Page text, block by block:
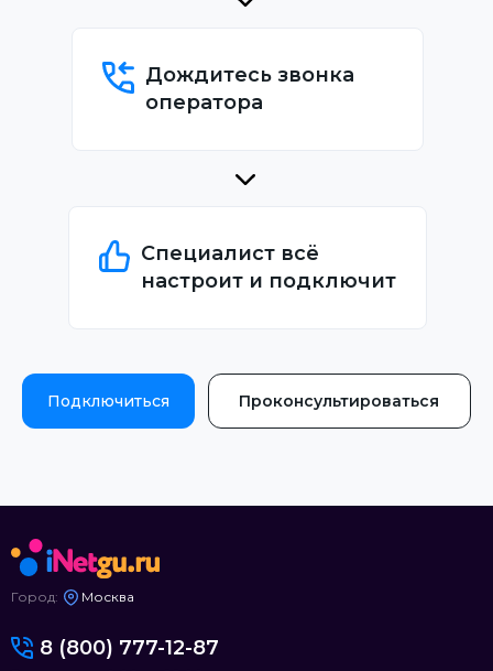
Дождитесь звонка
оператора
Специалист всё
настроит и подключит
Подключиться Проконсультироваться
Город: Москва
8 (800) 777-12-87